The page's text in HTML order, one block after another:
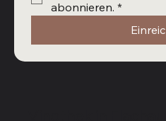
abonnieren. *